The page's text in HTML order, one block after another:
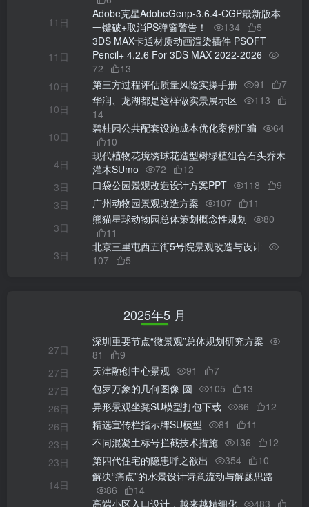
11日
Adobe克星AdobeGenp-3.6.4-CGP最新版本
一键破+取消PS弹窗警告！
134 5
11日
3DS MAX卡通材质动画渲染插件 PSOFT
Pencil+ 4.2.6 For 3DS MAX 2022-2026
72
13
10日
第三方过程评估质量风险实操手册 91
7
10日
华润、龙湖都是这样做实景展示区
113
14
10日
碧桂园公共配套设施成本优化案例汇编
64
10
4日
现代植物花境绣球花造型树绿植组合石头乔木
灌木SUmo
72
12
3日
口袋公园景观改造设计方案PPT 118
9
3日
广州动物园景观改造方案 107
11
3日
熊猫星球动物园总体策划概念性规划
80
11
3日
北京三里屯西五街5号院景观改造与设计
107
5
2025年5 月
27日
深圳重要节点“微景观”总体规划研究方案
81
9
27日
天津融创中心景观 91
7
27日
包罗万象的几何图像-圆 105
13
26日
异形景观坐凳SU模型打包下载 86
12
26日
精选宣传栏指示牌SU模型 81
11
23日
不同混凝土标号拦截技术措施 136
12
23日
第四代住宅的隐患呼之欲出 354
10
14日
解决“痛点”的水景设计诗意流动与解题思路
86
14
高端小区入口设计，越来越精细化 483